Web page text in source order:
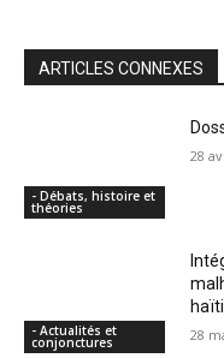
ARTICLES CONNEXES
- Débats, histoire et
théories
28
- Actualités et
conjonctures 28